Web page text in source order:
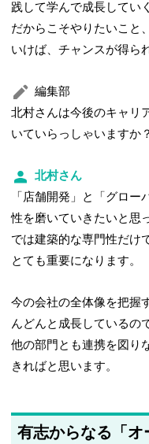
践して学んで成長してい
だからこそやりたいこと
いけば、チャンスが得ら
編集部
北村さんは今後のキャリ
いていらっしゃいますか？
北村さん
「店舗開発」と「グロ
性を磨いていきたいと思
では建築的な専門性だけ
とても重要になります。
今の会社の全体像を把握
んどんと成長しているの
他の部門とも連携を図り
きればと思います。
有志からなる「オ